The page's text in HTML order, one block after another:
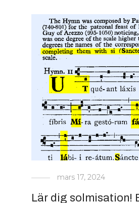
mars 17, 2024
Lär dig solmisation!